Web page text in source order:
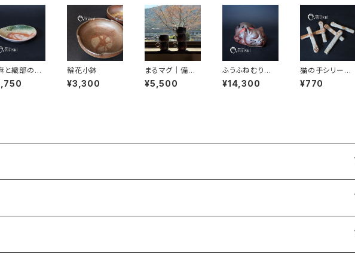
と織部の丸
花・エン
輪花小鉢
¥3,300
まるマグ｜備前
焼｜末石 泰節
｜末石窯
¥5,500
ふうふねむりね
こ 胡麻釉薬
¥14,300
猫の手シリー
ズ マドラーS
¥770